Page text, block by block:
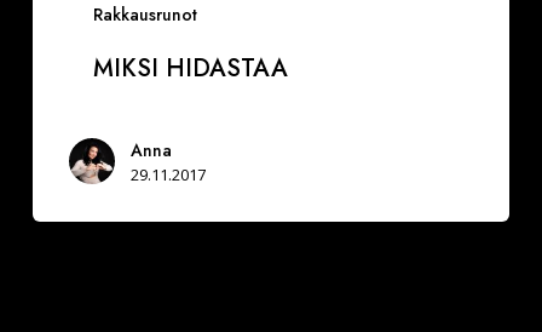
Rakkausrunot
MIKSI HIDASTAA
Anna
29.11.2017